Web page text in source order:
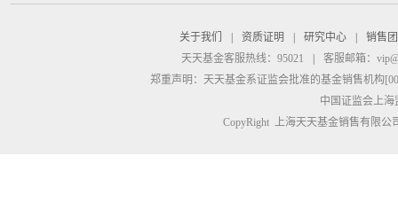
关于我们 资质证明 研究中心
销售
天天基金客服热线：95021
客服邮箱：
郑重声明： 天天基金系证监会批准的基金销售机构
中国证监会上
CopyRight 上海天天基金销售有限